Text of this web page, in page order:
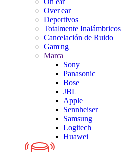
Over ear
Deportivos
Totalmente Inalámbricos
Cancelación de Ruido
Gaming
Marca
Sony
Panasonic
Bose
JBL
Apple
Sennheiser
Samsung
Logitech
Huawei